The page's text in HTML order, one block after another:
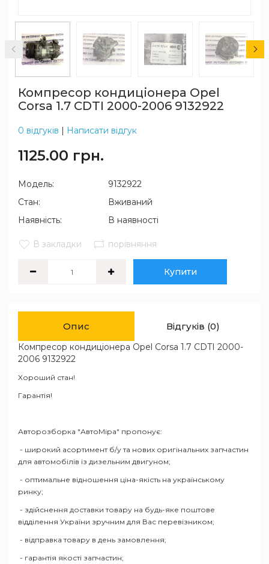
Компресор кондиціонера Opel
Corsa 1.7 CDTI 2000-2006 9132922
0 відгуків | Написати відгук
1125.00 грн.
Модель:
9132922
Стан:
Вживаний
Наявність:
В наявності
В закладки порівняння
Купити
Опис Відгуків (0)
Компресор кондиціонера Opel Corsa 1.7 CDTI 2000-
2006 9132922
Хороший стан!
Гарантія!
Авторозборка "АвтоМіра" пропонує:
- широкий асортимент б/у та нових оригінальних запчастин
для автомобілів із дизельним двигуном;
- оптимальне відношення ціна-якість на українському
ринку;
- здійснення доставки товару на будь-яке поштове
відділення України зручним для Вас перевізником;
- відправка товару в день замовлення;
- гарантія якості запчастин;